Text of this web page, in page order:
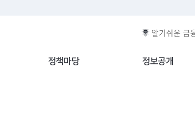
알기쉬운 금
정책마당 정보공개